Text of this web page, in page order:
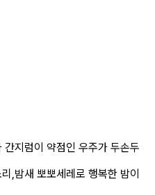
지럼이 약점인 우주가 두손두
,밤새 뽀뽀세레로 행복한 밤이